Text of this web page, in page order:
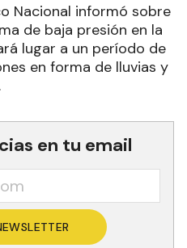
Nacional informó sobre
de baja presión en la
lugar a un período de
en forma de lluvias y
en tu email